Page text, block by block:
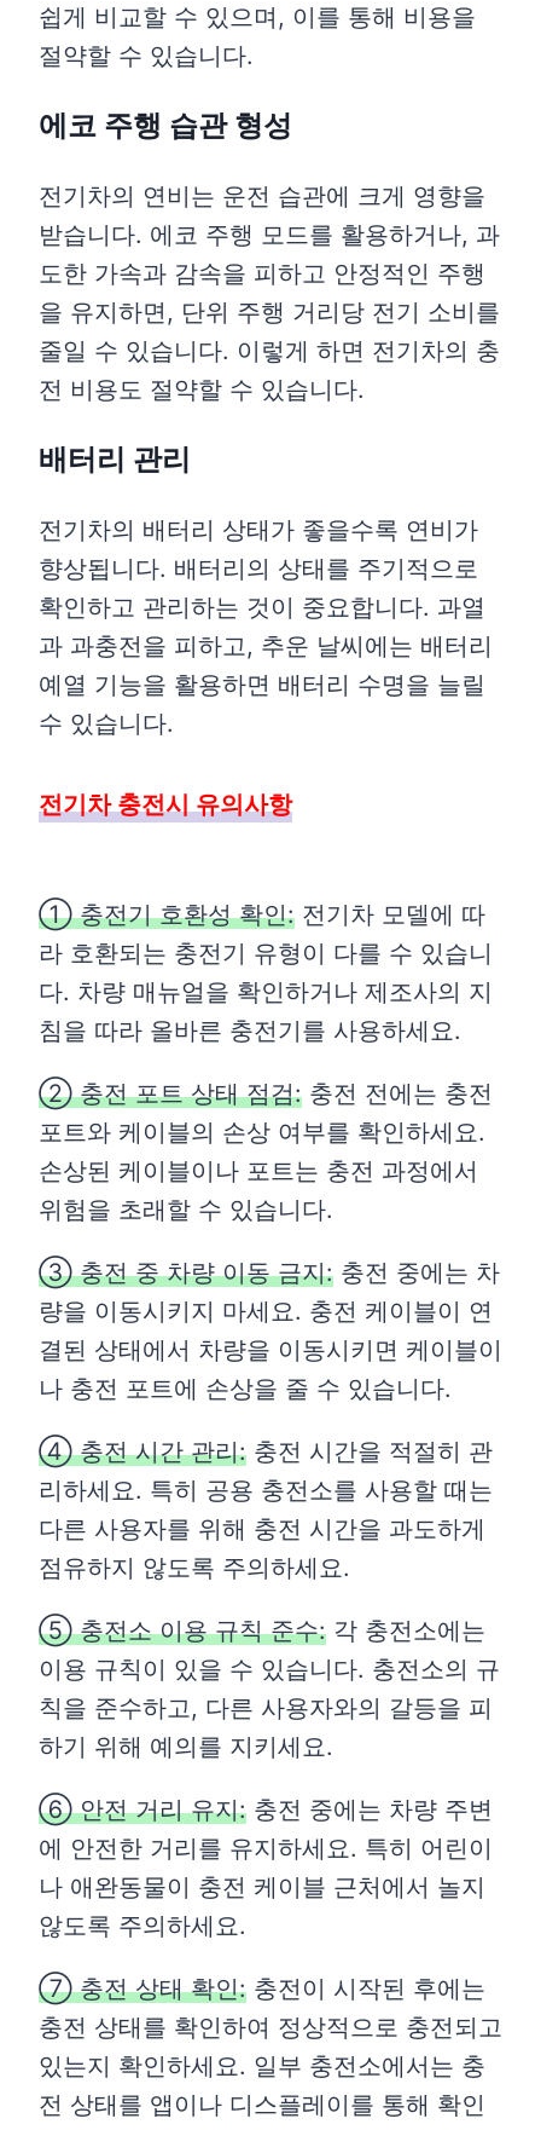
쉽게 비교할 수 있으며, 이를 통해 비용을
절약할 수 있습니다.
에코 주행 습관 형성
전기차의 연비는 운전 습관에 크게 영향을
받습니다. 에코 주행 모드를 활용하거나, 과
도한 가속과 감속을 피하고 안정적인 주행
을 유지하면, 단위 주행 거리당 전기 소비를
줄일 수 있습니다. 이렇게 하면 전기차의 충
전 비용도 절약할 수 있습니다.
배터리 관리
전기차의 배터리 상태가 좋을수록 연비가
향상됩니다. 배터리의 상태를 주기적으로
확인하고 관리하는 것이 중요합니다. 과열
과 과충전을 피하고, 추운 날씨에는 배터리
예열 기능을 활용하면 배터리 수명을 늘릴
수 있습니다.
전기차 충전시 유의사항
① 충전기 호환성 확인: 전기차 모델에 따
라 호환되는 충전기 유형이 다를 수 있습니
다. 차량 매뉴얼을 확인하거나 제조사의 지
침을 따라 올바른 충전기를 사용하세요.
② 충전 포트 상태 점검: 충전 전에는 충전
포트와 케이블의 손상 여부를 확인하세요.
손상된 케이블이나 포트는 충전 과정에서
위험을 초래할 수 있습니다.
③ 충전 중 차량 이동 금지: 충전 중에는 차
량을 이동시키지 마세요. 충전 케이블이 연
결된 상태에서 차량을 이동시키면 케이블이
나 충전 포트에 손상을 줄 수 있습니다.
④ 충전 시간 관리: 충전 시간을 적절히 관
리하세요. 특히 공용 충전소를 사용할 때는
다른 사용자를 위해 충전 시간을 과도하게
점유하지 않도록 주의하세요.
⑤ 충전소 이용 규칙 준수: 각 충전소에는
이용 규칙이 있을 수 있습니다. 충전소의 규
칙을 준수하고, 다른 사용자와의 갈등을 피
하기 위해 예의를 지키세요.
⑥ 안전 거리 유지: 충전 중에는 차량 주변
에 안전한 거리를 유지하세요. 특히 어린이
나 애완동물이 충전 케이블 근처에서 놀지
않도록 주의하세요.
⑦ 충전 상태 확인: 충전이 시작된 후에는
충전 상태를 확인하여 정상적으로 충전되고
있는지 확인하세요. 일부 충전소에서는 충
전 상태를 앱이나 디스플레이를 통해 확인